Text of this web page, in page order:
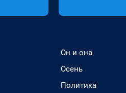
Он и она
Осень
Политика